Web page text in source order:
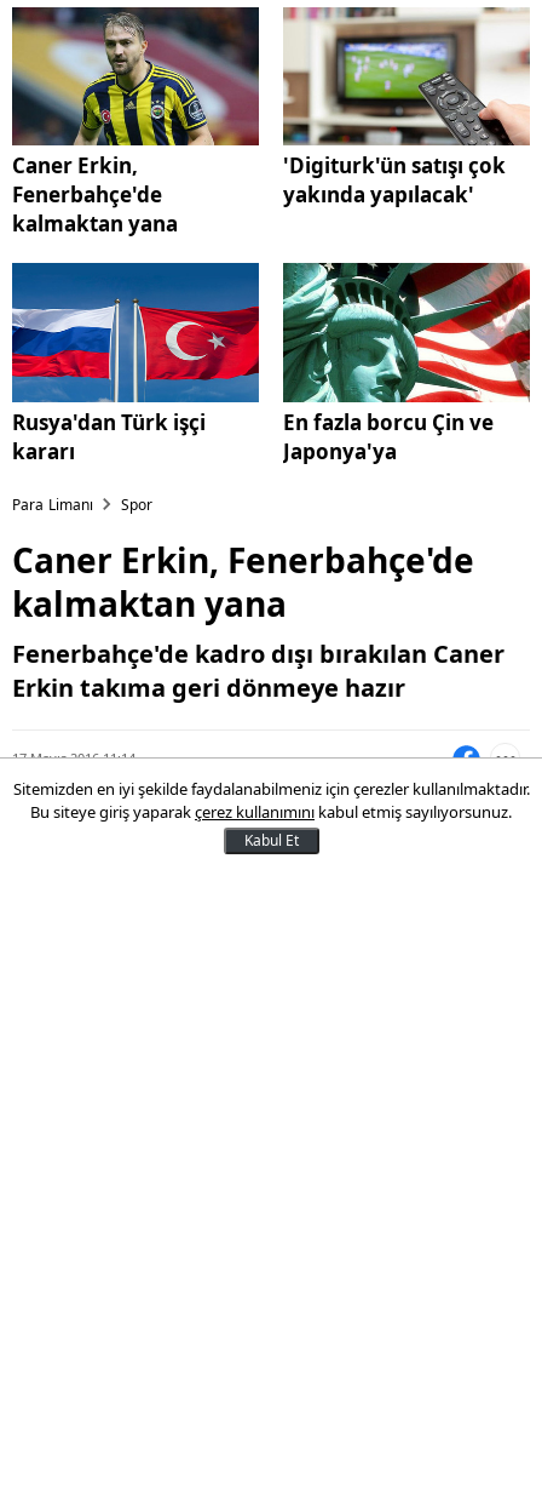
Caner Erkin,
Fenerbahçe'de
kalmaktan yana
'Digiturk'ün satışı çok
yakında yapılacak'
Rusya'dan Türk işçi
kararı
En fazla borcu Çin ve
Japonya'ya
Para Limanı Spor
Caner Erkin, Fenerbahçe'de
kalmaktan yana
Fenerbahçe'de kadro dışı bırakılan Caner
Erkin takıma geri dönmeye hazır
17 Mayıs 2016 11:14
Sitemizden en iyi şekilde faydalanabilmeniz için çerezler kullanılmaktadır.
Bu siteye giriş yaparakçerez kullanımını kabul etmiş sayılıyorsunuz.
Kabul Et